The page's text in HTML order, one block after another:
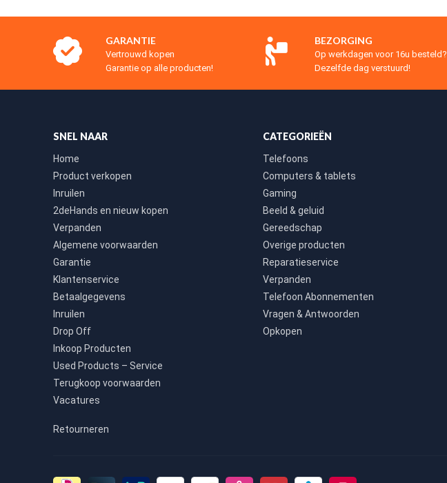
GARANTIE
Vertrouwd kopen
Garantie op alle producten!
BEZORGING
Op werkdagen voor 16u besteld?
Dezelfde dag verstuurd!
SNEL NAAR
Home
Product verkopen
Inruilen
2deHands en nieuw kopen
Verpanden
Algemene voorwaarden
Garantie
Klantenservice
Betaalgegevens
Inruilen
Drop Off
Inkoop Producten
Used Products – Service
Terugkoop voorwaarden
Vacatures
Retourneren
CATEGORIEËN
Telefoons
Computers & tablets
Gaming
Beeld & geluid
Gereedschap
Overige producten
Reparatieservice
Verpanden
Telefoon Abonnementen
Vragen & Antwoorden
Opkopen